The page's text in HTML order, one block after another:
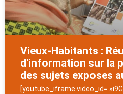
Vieux-Habitants :
d'information sur la
des sujets exposes
[youtube_iframe video_id=